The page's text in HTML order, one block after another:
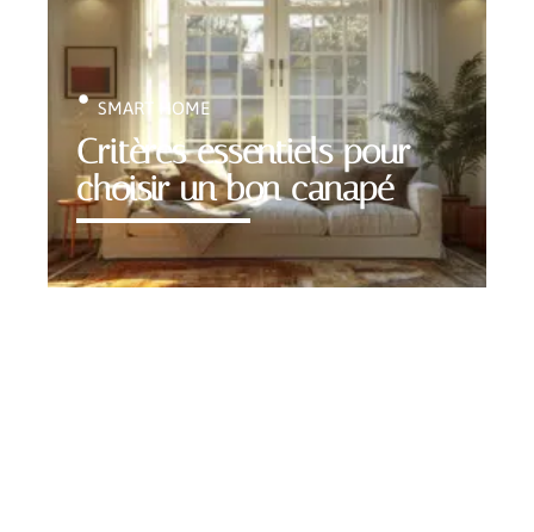
Critères essentiels pour
choisir un bon canapé
SMART HOME